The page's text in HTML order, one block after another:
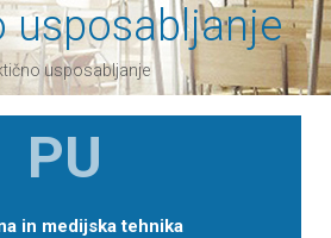
usposabljanje
usposabljanje
PU
in medijska tehnika